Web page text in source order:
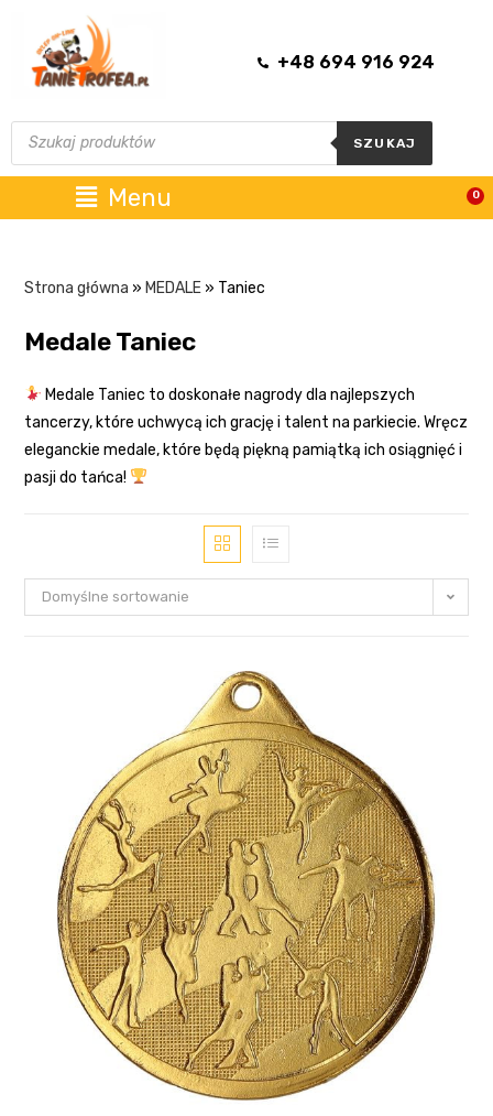
+48 694 916 924
SZUKAJ
Menu 0
Strona główna » MEDALE » Taniec
Medale Taniec
Medale Taniec to doskonałe nagrody dla najlepszych
tancerzy, które uchwycą ich grację i talent na parkiecie. Wręcz
eleganckie medale, które będą piękną pamiątką ich osiągnięć i
pasji do tańca!
Domyślne sortowanie